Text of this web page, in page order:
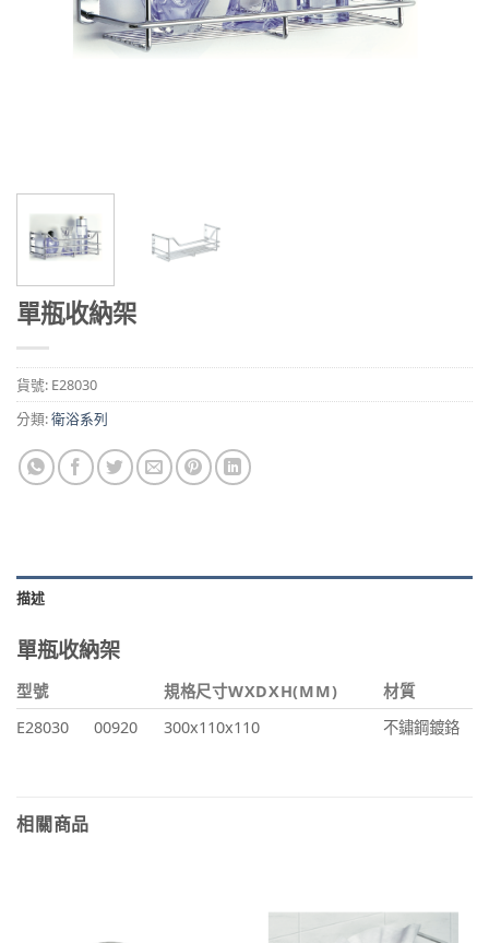
單瓶收納架
貨號: E28030
分類:衛浴系列
描述
單瓶收納架
型號 規格尺寸WXDXH(MM)
材質
E28030
00920 300x110x110 不鏽鋼鍍鉻
相關商品